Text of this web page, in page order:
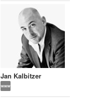
Jan Kalbitzer